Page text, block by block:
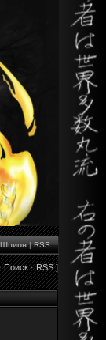
Шпион|RSS
Поиск·RSS]